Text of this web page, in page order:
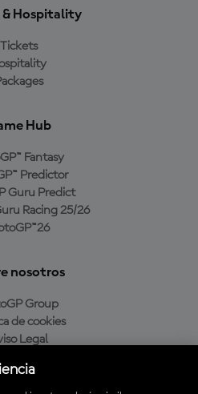
& Hospitality
Tickets
Hub
Fantasy
Predictor
Guru Predict
Racing 25/26
nosotros
Group
de cookies
Legal
de compra